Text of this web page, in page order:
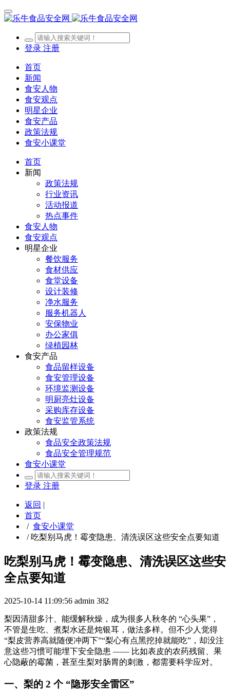
登录 注册
首页
新闻
食安人物
食安观点
明星企业
食安产品
政策法规
食安小课堂
首页
新闻
政策法规
行业资讯
活动报道
热点事件
食安人物
食安观点
明星企业
餐饮服务
食材供应
食堂设备
设计装修
净水服务
服务机器人
安保物业
办公家俱
绿植园林
食安产品
食品留样设备
食安管理设备
环境监测设备
明厨亮灶设备
采购库存设备
食安监管系统
政策法规
食品安全政策法规
食品安全管理规范
食安小课堂
登录 注册
返回 |
首页
/ 食安小课堂
/ 吃梨别马虎！霉变隐患、清洗误区这些安全点要知道
吃梨别马虎！霉变隐患、清洗误区这些安
全点要知道
2025-10-14 11:09:56 admin 382
梨因清甜多汁、能缓解秋燥，成为很多人秋冬的 “心头果”，
不管是生吃、煮梨水还是炖银耳，做法多样。但不少人觉得
“梨皮营养高就随便冲两下”“梨心有点黑挖掉就能吃”，却没注
意这些习惯可能埋下安全隐患 —— 比如表皮的农药残留、果
心隐蔽的霉菌，甚至生梨对肠胃的刺激，都需要科学应对。
一、梨的 2 个 “隐形安全雷区”